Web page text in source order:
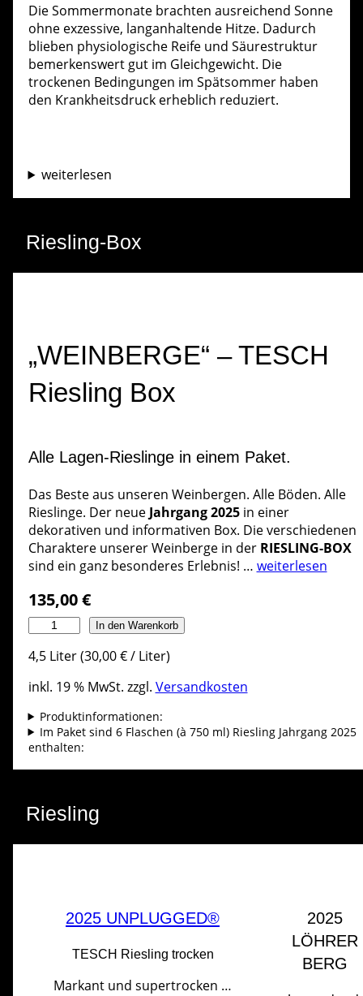
Die Sommermonate brachten ausreichend Sonne
ohne exzessive, langanhaltende Hitze. Dadurch
blieben physiologische Reife und Säurestruktur
bemerkenswert gut im Gleichgewicht. Die
trockenen Bedingungen im Spätsommer haben
den Krankheitsdruck erheblich reduziert.
weiterlesen
Riesling-Box
„WEINBERGE“ – TESCH
Riesling Box
Alle Lagen-Rieslinge in einem Paket.
Das Beste aus unseren Weinbergen. Alle Böden. Alle
Rieslinge. Der neue Jahrgang 2025in einer
dekorativen und informativen Box. Die verschiedenen
Charaktere unserer Weinberge in der RIESLING-BOX
sind ein ganz besonderes Erlebnis! … weiterlesen
135,00€
l
e
W
e
i
n
b
r
g
In den Warenkorb
4,5 Liter(30,00€/ Liter)
inkl. 19 % MwSt. zzgl. Versandkosten
Produktinformationen:
Im Paket sind 6 Flaschen (à 750 ml) Riesling Jahrgang 2025
enthalten:
Riesling
2025 UNPLUGGED®
TESCH Riesling trocken
Markant und supertrocken …
2025
LÖHRER
BERG